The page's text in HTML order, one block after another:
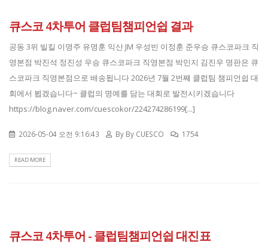
큐스코 4차투어 클럽팀챔피언쉽 결과
공동 3위 빌킬 이명주 유명훈 익산 JM 우성빈 이정훈 준우승 큐스코파크 직
영본점 박진석 정진성 우승 큐스코파크 직영본점 박민지 김진우 명판은 큐
스코파크 직영본점으로 배송됩니다 2026년 7월 2번째 클럽팀 챔피언쉽 대
회에서 뵙겠습니다~ 클럽의 명예를 담는 대회로 발전시키겠습니다
https://blog.naver.com/cuescokor/224274286199[...]
2026-05-04 오전 9:16:43 By By CUESCO 1754
READ MORE
큐스코 4차투어 - 클럽팀챔피언쉽 대진표